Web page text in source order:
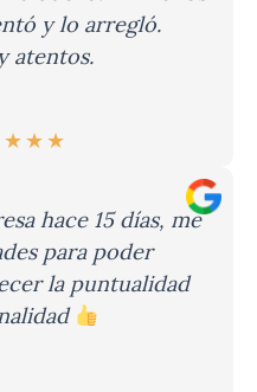
y lo arregló.
atentos.
★★★
hace 15 días, me
para poder
la puntualidad